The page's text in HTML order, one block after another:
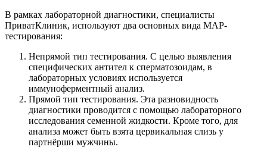
В рамках лабораторной диагностики, специалисты
ПриватКлиник, используют два основных вида МАР-
тестирования:
Непрямой тип тестирования. С целью выявления
специфических антител к сперматозоидам, в
лабораторных условиях используется
иммуноферментный анализ.
Прямой тип тестирования. Эта разновидность
диагностики проводится с помощью лабораторного
исследования семенной жидкости. Кроме того, для
анализа может быть взята цервикальная слизь у
партнёрши мужчины.